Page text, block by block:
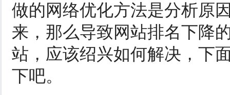
做的网络优化方法是分析原
来，那么导致网站排名下降
站，应该绍兴如何解决，下
下吧。